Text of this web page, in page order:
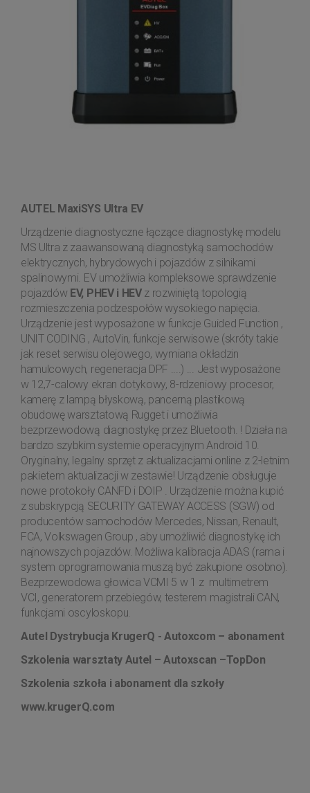
AUTEL MaxiSYS Ultra EV
Urządzenie diagnostyczne łączące diagnostykę modelu
MS Ultra z zaawansowaną diagnostyką samochodów
elektrycznych, hybrydowych i pojazdów z silnikami
spalinowymi. EV umożliwia kompleksowe sprawdzenie
pojazdów EV, PHEV i HEVz rozwiniętą topologią
rozmieszczenia podzespołów wysokiego napięcia.
Urządzenie jest wyposażone w funkcje Guided Function ,
UNIT CODING , AutoVin, funkcje serwisowe (skróty takie
jak reset serwisu olejowego, wymiana okładzin
hamulcowych, regeneracja DPF ....) ... Jest wyposażone
w 12,7-calowy ekran dotykowy, 8-rdzeniowy procesor,
kamerę z lampą błyskową, pancerną plastikową
obudowę warsztatową Rugget i umożliwia
bezprzewodową diagnostykę przez Bluetooth. ! Działa na
bardzo szybkim systemie operacyjnym Android 10.
Oryginalny, legalny sprzęt z aktualizacjami online z 2-letnim
pakietem aktualizacji w zestawie! Urządzenie obsługuje
nowe protokoły CANFD i DOIP . Urządzenie można kupić
z subskrypcją SECURITY GATEWAY ACCESS (SGW) od
producentów samochodów Mercedes, Nissan, Renault,
FCA, Volkswagen Group , aby umożliwić diagnostykę ich
najnowszych pojazdów. Możliwa kalibracja ADAS (rama i
system oprogramowania muszą być zakupione osobno).
Bezprzewodowa głowica VCMI 5 w 1 z multimetrem
VCI, generatorem przebiegów, testerem magistrali CAN,
funkcjami oscyloskopu.
Autel Dystrybucja KrugerQ - Autoxcom – abonament
Szkolenia warsztaty Autel – Autoxscan –TopDon
Szkolenia szkoła i abonament dla szkoły
www.krugerQ.com